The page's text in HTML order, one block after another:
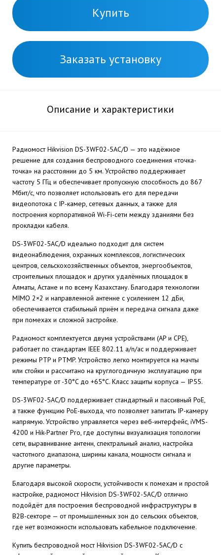
Купить
Заказать установку
Описание и характеристики
Радиомост Hikvision DS-3WF02-5AC/D — это надёжное
решение для создания беспроводного соединения «точка-
точка» на расстоянии до 5 км. Устройство поддерживает
частоту 5 ГГц и обеспечивает пропускную способность до 867
Мбит/с, что позволяет использовать его для передачи
видеопотока с IP-камер, сетевых данных, а также для
построения корпоративной Wi-Fi-сети между зданиями без
прокладки кабеля.
DS-3WF02-5AC/D идеально подходит для систем
видеонаблюдения, охранных комплексов, логистических
центров, сельскохозяйственных объектов, энергообъектов,
строительных площадок и других удалённых площадок в
Алматы, Астане и по всему Казахстану. Благодаря технологии
MIMO 2×2 и направленной антенне с усилением 12 дБи,
обеспечивается стабильный приём и передача сигнала даже
при помехах и сложной застройке.
Радиомост комплектуется двумя устройствами (AP и CPE),
работает по стандартам IEEE 802.11 a/n/ac и поддерживает
режимы PTP и PTMP. Устройство легко монтируется на мачты
или стойки и рассчитано на круглогодичную эксплуатацию при
температуре от -30°C до +65°C. Класс защиты корпуса — IP55.
DS-3WF02-5AC/D поддерживает стандартный и пассивный PoE,
а также функцию PoE-выхода, что позволяет запитать IP-камеру
напрямую. Устройство управляется через веб-интерфейс, iVMS-
4200 и Hik-Partner Pro, где доступны визуализация топологии
сети, выравнивание антенн, спектральный анализ, настройка
частотного диапазона, ширины канала, мощности сигнала и
другие параметры.
Благодаря высокой скорости, устойчивости к помехам и простой
настройке, радиомост Hikvision DS-3WF02-5AC/D отлично
подойдёт для построения беспроводной инфраструктуры в
B2B-секторе — от промышленных зон до сельских объектов,
где нет возможности использовать кабельное подключение.
Купить беспроводной мост Hikvision DS-3WF02-5AC/D с